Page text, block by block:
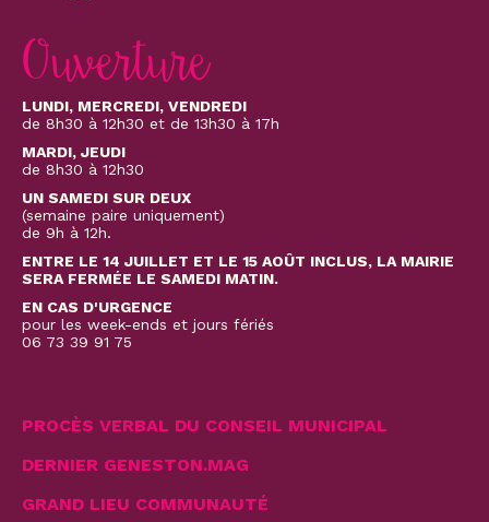
Ouverture
LUNDI, MERCREDI, VENDREDI
de 8h30 à 12h30 et de 13h30 à 17h
MARDI, JEUDI
de 8h30 à 12h30
UN SAMEDI SUR DEUX
(semaine paire uniquement)
de 9h à 12h.
ENTRE LE 14 JUILLET ET LE 15 AOÛT INCLUS, LA MAIRIE
SERA FERMÉE LE SAMEDI MATIN.
EN CAS D'URGENCE
pour les week-ends et jours fériés
06 73 39 91 75
PROCÈS VERBAL DU CONSEIL MUNICIPAL
DERNIER GENESTON.MAG
GRAND LIEU COMMUNAUTÉ